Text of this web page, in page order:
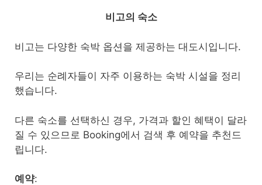
비고의 숙소
비고는 다양한 숙박 옵션을 제공하는 대도시입니다.
우리는 순례자들이 자주 이용하는 숙박 시설을 정리
했습니다.
다른 숙소를 선택하신 경우, 가격과 할인 혜택이 달라
질 수 있으므로 Booking에서 검색 후 예약을 추천드
립니다.
예약: